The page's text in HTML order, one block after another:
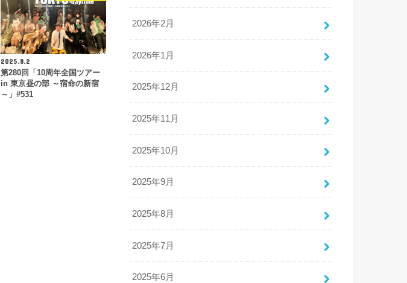
2025.8.2
第280回「10周年全国ツアー
in 東京昼の部 ～宿命の新宿
～」#531
2026年2月
2026年1月
2025年12月
2025年11月
2025年10月
2025年9月
2025年8月
2025年7月
2025年6月